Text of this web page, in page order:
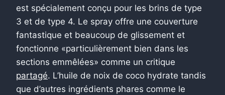
est spécialement conçu pour les brins de type
3 et de type 4. Le spray offre une couverture
fantastique et beaucoup de glissement et
fonctionne «particulièrement bien dans les
sections emmêlées» comme un critique
partagé. L’huile de noix de coco hydrate tandis
que d’autres ingrédients phares comme le